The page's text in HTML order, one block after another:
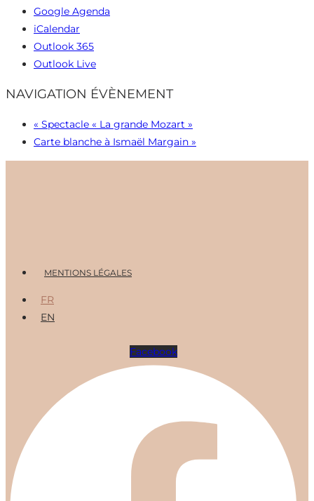
Google Agenda
iCalendar
Outlook 365
Outlook Live
NAVIGATION ÉVÈNEMENT
« Spectacle « La grande Mozart »
Carte blanche à Ismaël Margain »
Menu MENTIONS LÉGALES
FR
EN
Facebook